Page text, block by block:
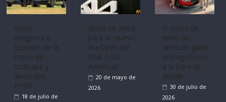
Volvo
reingresa a
Ecuador de la
mano de
Inchcape y
lanza dos
PHEV
18 de julio de
Quito se alista
para un nuevo
Kia Open del
PGA Tour
Americas
20 de mayo de
2026
El costo de
tener un
vehículo gana
protagonismo
a la hora de
decidir
30 de julio de
2026